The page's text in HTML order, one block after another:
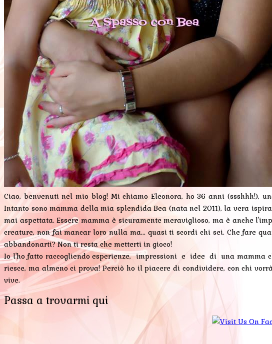
Ciao, benvenuti nel mio blog! Mi chiamo Eleonora, ho 36 anni (ssshhh!),
Intanto sono mamma della mia splendida Bea (nata nel 2011), la vera
mai aspettata. Essere mamma è sicuramente meraviglioso, ma è anche
creature, non fai mancar loro nulla ma... quasi ti scordi chi sei. Che fare
abbandonarti? Non ti resta che metterti in gioco!
Io l'ho fatto raccogliendo esperienze, impressioni e idee di una mamma
riesce, ma almeno ci prova! Perciò ho il piacere di condividere, con chi
vive.
Passa a trovarmi qui